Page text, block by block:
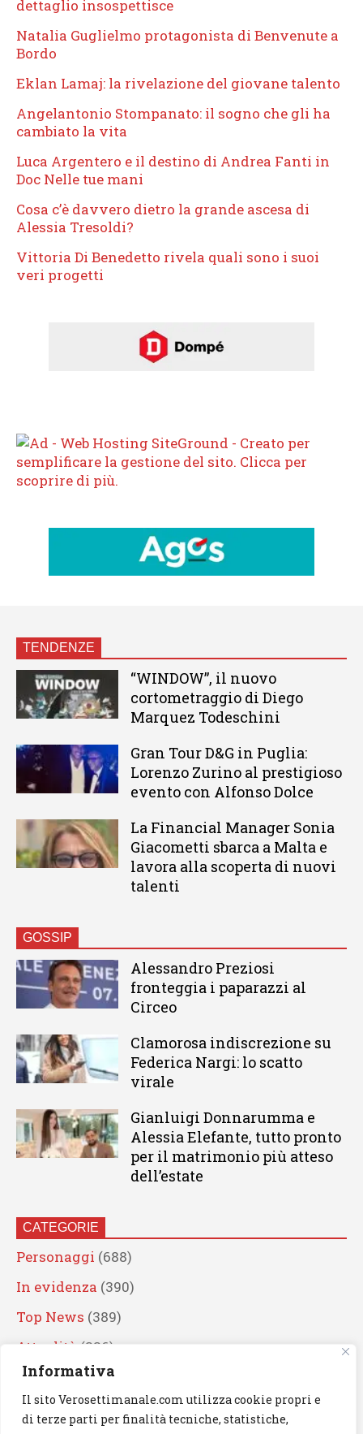
Informativa
Il sito Verosettimanale.com utilizza cookie propri e
di terze parti per finalità tecniche, statistiche,
dettaglio insospettisce
Natalia Guglielmo protagonista di Benvenute a
Bordo
Eklan Lamaj: la rivelazione del giovane talento
Angelantonio Stompanato: il sogno che gli ha
cambiato la vita
Luca Argentero e il destino di Andrea Fanti in
Doc Nelle tue mani
Cosa c’è davvero dietro la grande ascesa di
Alessia Tresoldi?
Vittoria Di Benedetto rivela quali sono i suoi
veri progetti
TENDENZE
“WINDOW”, il nuovo
cortometraggio di Diego
Marquez Todeschini
Gran Tour D&G in Puglia:
Lorenzo Zurino al prestigioso
evento con Alfonso Dolce
La Financial Manager Sonia
Giacometti sbarca a Malta e
lavora alla scoperta di nuovi
talenti
GOSSIP
Alessandro Preziosi
fronteggia i paparazzi al
Circeo
Clamorosa indiscrezione su
Federica Nargi: lo scatto
virale
Gianluigi Donnarumma e
Alessia Elefante, tutto pronto
per il matrimonio più atteso
dell’estate
CATEGORIE
Personaggi (688)
In evidenza (390)
Top News (389)
Attualità (336)
Eventi(330)
Artisti (241)